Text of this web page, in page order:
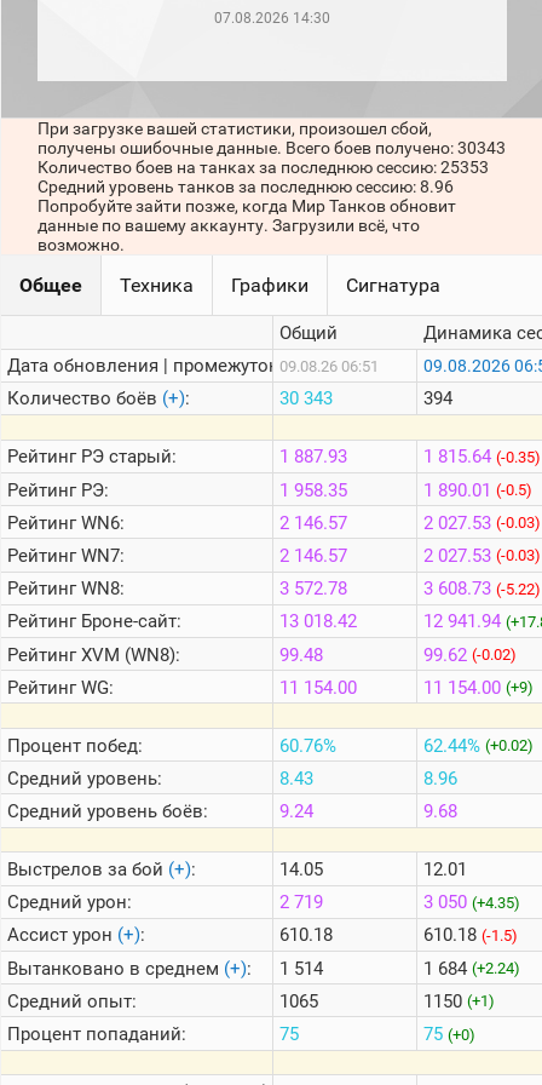
месяц)
игроков
последние
сессии)
1000
стримеров
Информация
Онлайн
Цветовая
шкала
Теlegram
ВК
Портал
Мира
07.08.2026 14:30
При загрузке вашей статистики, произошел сбой,
получены ошибочные данные. Всего боев получено: 30343
Количество боев на танках за последнюю сессию: 25353
Средний уровень танков за последнюю сессию: 8.96
Попробуйте зайти позже, когда Мир Танков обновит
данные по вашему аккаунту. Загрузили всё, что
возможно.
Общее Техника Графики Сигнатура
Дата обновления | промежуток:
Количество боёв (+):
РейтингРЭ старый:
РейтингРЭ:
РейтингWN6:
РейтингWN7:
РейтингWN8:
РейтингБроне-сайт:
РейтингXVM (WN8):
РейтингWG:
Процент побед:
Средний уровень:
Средний уровень боёв:
Выстрелов за бой (+):
Средний урон:
Ассист урон (+):
Вытанковано в среднем (+):
Средний опыт:
Процент попаданий:
Общий
09.08.26 06:51
30 343
1 887.93
1 958.35
2 146.57
2 146.57
3 572.78
13 018.42
99.48
11 154.00
60.76%
8.43
9.24
14.05
2 719
610.18
1 514
1065
75
Динамика
09.08.2026
394
1 815.64 (-0.35)
1 890.01 (-0.5)
2 027.53 (-0.03)
2 027.53 (-0.03)
3 608.73 (-5.22)
12 941.94
99.62 (-0.02)
11 154.00 (+9)
62.44% (+0.02)
8.96
9.68
12.01
3 050 (+4.35)
610.18 (-1.5)
1 684 (+2.24)
1150 (+1)
75 (+0)